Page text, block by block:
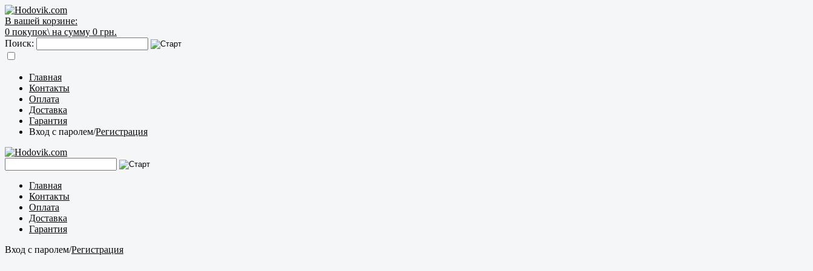
В вашей корзине:
0 покупок\ на сумму 0 грн.
Поиск:
Главная
Контакты
Оплата
Доставка
Гарантия
Вход с паролем/Регистрация
Главная
Контакты
Оплата
Доставка
Гарантия
Вход с паролем/Регистрация